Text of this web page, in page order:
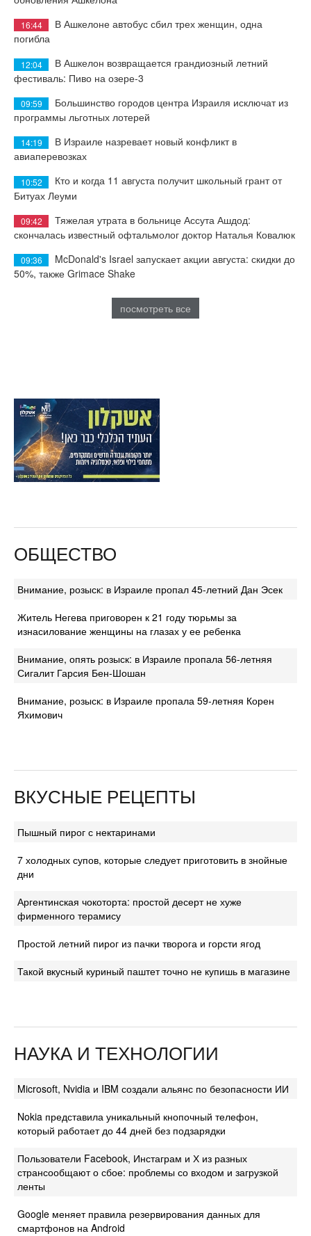
16:44
В Ашкелоне автобус сбил трех женщин, одна
погибла
12:04
В Ашкелон возвращается грандиозный летний
фестиваль: Пиво на озере-3
09:59
Большинство городов центра Израиля исключат из
программы льготных лотерей
14:19
В Израиле назревает новый конфликт в
авиаперевозках
10:52
Кто и когда 11 августа получит школьный грант от
Битуах Леуми
09:42
Тяжелая утрата в больнице Ассута Ашдод:
скончалась известный офтальмолог доктор Наталья Ковалюк
09:36
McDonald's Israel запускает акции августа: скидки до
50%, также Grimace Shake
посмотреть все
ОБЩЕСТВО
Внимание, розыск: в Израиле пропал 45-летний Дан Эсек
Житель Негева приговорен к 21 году тюрьмы за
изнасилование женщины на глазах у ее ребенка
Внимание, опять розыск: в Израиле пропала 56-летняя
Сигалит Гарсия Бен-Шошан
Внимание, розыск: в Израиле пропала 59-летняя Корен
Яхимович
ВКУСНЫЕ РЕЦЕПТЫ
Пышный пирог с нектаринами
7 холодных супов, которые следует приготовить в знойные
дни
Аргентинская чокоторта: простой десерт не хуже
фирменного терамису
Простой летний пирог из пачки творога и горсти ягод
Такой вкусный куриный паштет точно не купишь в магазине
НАУКА И ТЕХНОЛОГИИ
Microsoft, Nvidia и IBM создали альянс по безопасности ИИ
Nokia представила уникальный кнопочный телефон,
который работает до 44 дней без подзарядки
Пользователи Facebook, Инстаграм и Х из разных
странсообщают о сбое: проблемы со входом и загрузкой
ленты
Google меняет правила резервирования данных для
смартфонов на Android